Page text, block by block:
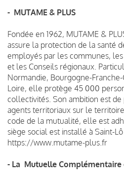
- MUTAME & PLUS
Fondée en 1962, MUTAME &
assure la protection de la santé
employés par les communes,
et les Conseils régionaux.
Normandie, Bourgogne-
Loire, elle protège 45 000
collectivités. Son ambition est
agents territoriaux sur le
code de la mutualité, elle est
siège social est installé à Saint-
https://www.mutame-plus.fr
- La Mutuelle Complémentaire